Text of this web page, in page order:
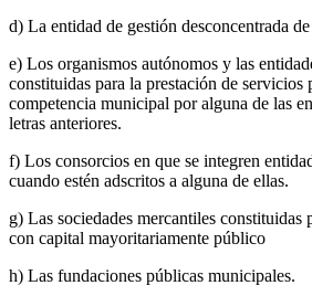
d) La entidad de gestión desconcentrada
e) Los organismos autónomos y las
constituidas para la prestación de
competencia municipal por alguna de las
letras anteriores.
f) Los consorcios en que se integren
cuando estén adscritos a alguna de ellas.
g) Las sociedades mercantiles constituidas
con capital mayoritariamente público
h) Las fundaciones públicas municipales.